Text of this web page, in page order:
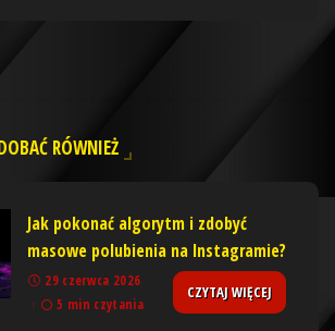
RÓWNIEŻ
Jak pokonać algorytm i zdobyć
masowe polubienia na Instagramie?
29 czerwca 2026
5 min czytania
CZYTAJ WIĘCEJ